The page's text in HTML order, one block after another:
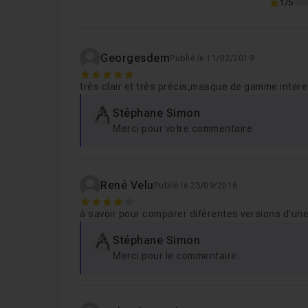
Leçon 13
Leçon 14 14. Transformation (Upright)
Leçon 15 15. Les éditeurs externes
Chapitre 2 : Les ateliers 1h10
Chapitre 3 : Mise à Jour de la formation
1/5
Georgesdem Publié le 11/02/2019
5
très clair et très précis,masque de gamme
Stéphane Simon
Merci pour votre commentaire
René Velu Publié le 23/09/2016
4
à savoir pour comparer diférentes versions
Stéphane Simon
Merci pour le commentaire.